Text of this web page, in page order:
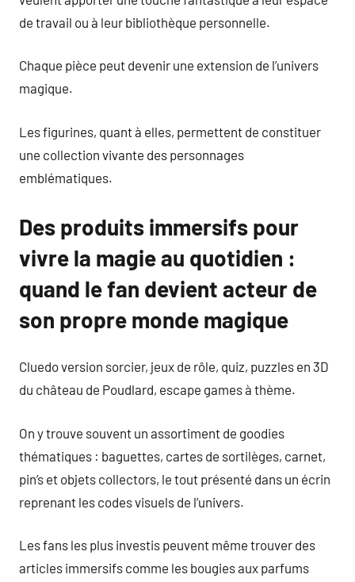
de travail ou à leur bibliothèque personnelle.
Chaque pièce peut devenir une extension de l’univers
magique.
Les figurines, quant à elles, permettent de constituer
une collection vivante des personnages
emblématiques.
Des produits immersifs pour
vivre la magie au quotidien :
quand le fan devient acteur de
son propre monde magique
Cluedo version sorcier, jeux de rôle, quiz, puzzles en 3D
du château de Poudlard, escape games à thème.
On y trouve souvent un assortiment de goodies
thématiques : baguettes, cartes de sortilèges, carnet,
pin’s et objets collectors, le tout présenté dans un écrin
reprenant les codes visuels de l’univers.
Les fans les plus investis peuvent même trouver des
articles immersifs comme les bougies aux parfums